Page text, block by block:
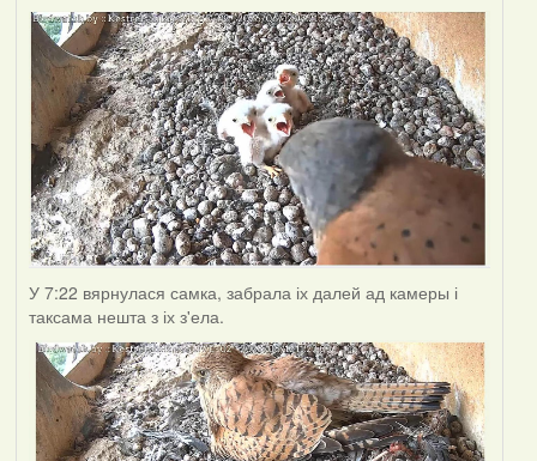
У 7:22 вярнулася самка, забрала іх далей ад камеры і
таксама нешта з іх з'ела.